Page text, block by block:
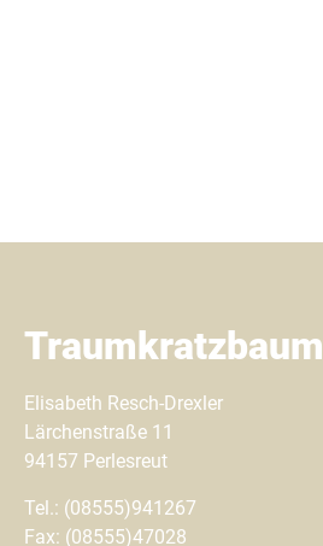
Traumkratzbaum
Elisabeth Resch-Drexler
Lärchenstraße 11
94157 Perlesreut
Tel.: (08555)941267
Fax: (08555)47028